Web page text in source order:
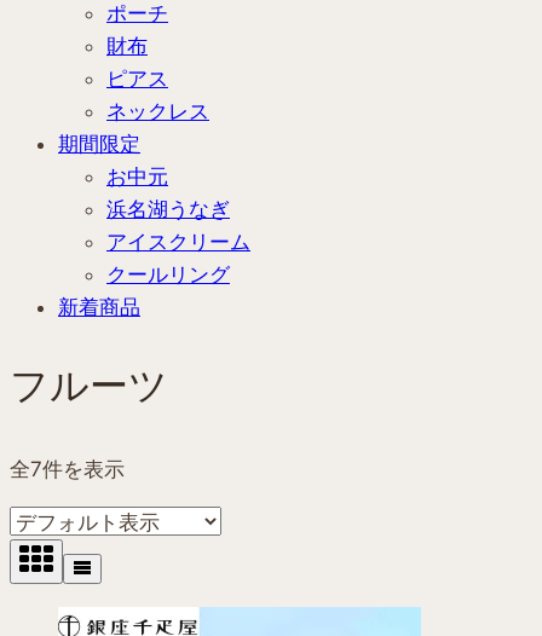
ポーチ
財布
ピアス
ネックレス
期間限定
お中元
浜名湖うなぎ
アイスクリーム
クールリング
新着商品
フルーツ
全7件を表示